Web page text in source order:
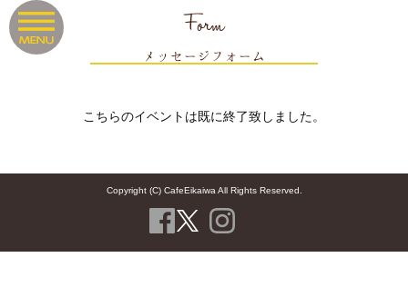
Form
メッセージフォーム
こちらのイベントは既に終了致しました。
Copyright (C) CafeEikaiwa All Rights Reserved.